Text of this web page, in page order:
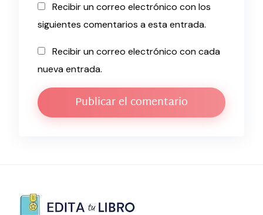
Recibir un correo electrónico con los
siguientes comentarios a esta entrada.
Recibir un correo electrónico con cada
nueva entrada.